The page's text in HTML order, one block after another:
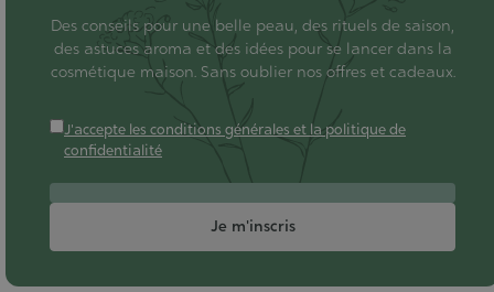
Des conseils pour une belle peau, des rituels de saison,
des astuces aroma et des idées pour se lancer dans la
cosmétique maison. Sans oublier nos offres et cadeaux.
J'accepte les conditions générales et la politique de
confidentialité
Je m'inscris